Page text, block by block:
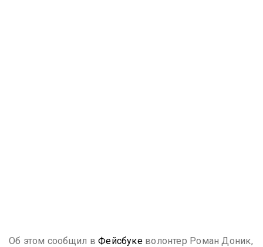
Об этом сообщил вФейсбукеволонтер Роман Доник,